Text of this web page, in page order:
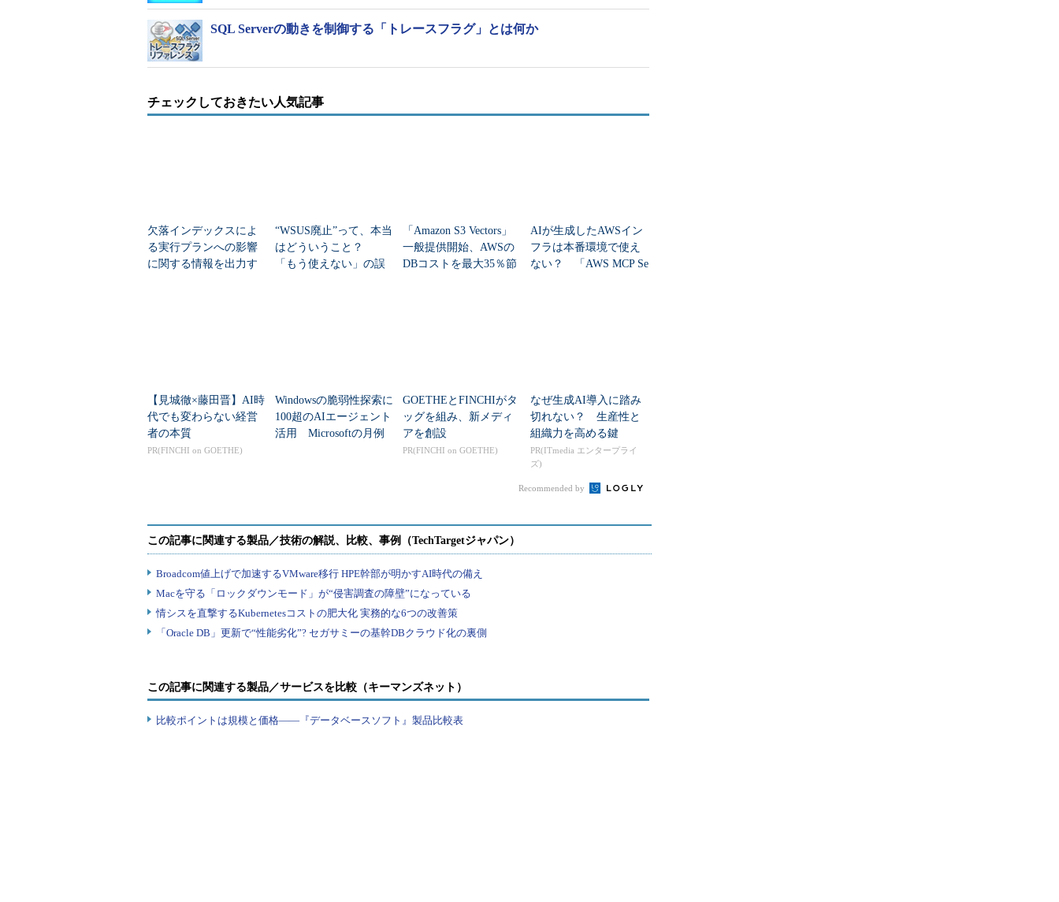
SQL Serverの動きを制御する「トレースフラグ」とは何か
チェックしておきたい人気記事
欠落インデックスによ
る実行プランへの影響
に関する情報を出力す
“WSUS廃止”って、本当
はどういうこと？
「もう使えない」の誤
「Amazon S3 Vectors」
一般提供開始、AWSの
DBコストを最大35％節
AIが生成したAWSイン
フラは本番環境で使え
ない？ 「AWS MCP Se
【見城徹×藤田晋】AI時
代でも変わらない経営
者の本質
PR(FINCHI on GOETHE)
Windowsの脆弱性探索に
100超のAIエージェント
活用 Microsoftの月例
GOETHEとFINCHIがタ
ッグを組み、新メディ
アを創設
PR(FINCHI on GOETHE)
なぜ生成AI導入に踏み
切れない？ 生産性と
組織力を高める鍵
PR(ITmedia エンタープライ
ズ)
Recommended by
この記事に関連する製品／サービスを比較（キーマンズネット）
比較ポイントは規模と価格――『データベースソフト』製品比較表